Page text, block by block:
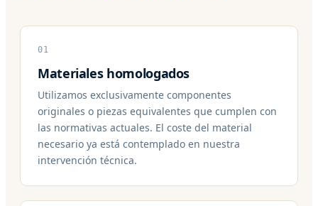
01
Materiales homologados
Utilizamos exclusivamente componentes
originales o piezas equivalentes que cumplen con
las normativas actuales. El coste del material
necesario ya está contemplado en nuestra
intervención técnica.